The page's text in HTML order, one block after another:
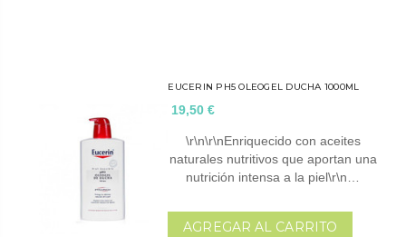
EUCERIN PH5 OLEOGEL DUCHA 1000ML
19,50 €
\r\n\r\nEnriquecido con aceites
naturales nutritivos que aportan una
nutrición intensa a la piel\r\n…
AGREGAR AL CARRITO